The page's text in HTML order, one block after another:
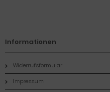
Informationen
Widerrufsformular
Impressum